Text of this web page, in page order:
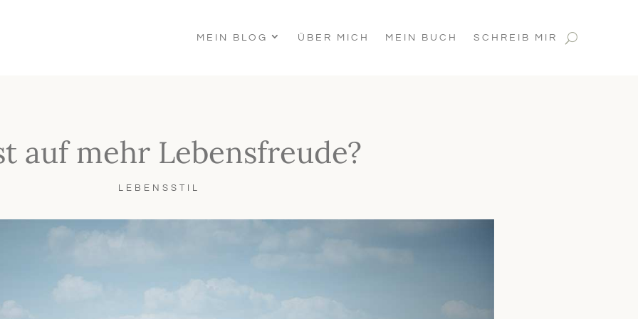
MEIN BLOG ÜBER MICH MEIN BUCH SCHREIB MIR
auf mehr Lebensfreude?
LEBENSSTIL